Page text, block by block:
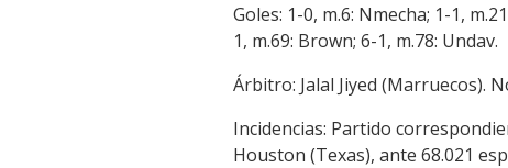
Goles: 1-0, m.6: Nmecha; 1-1,
1, m.69: Brown; 6-1, m.78: Undav.
Árbitro: Jalal Jiyed (Marruecos).
Incidencias: Partido
Houston (Texas), ante 68.021